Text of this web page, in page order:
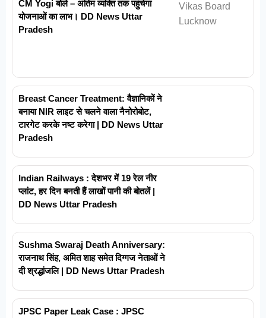
CM Yogi बोले – अंतिम व्यक्ति तक पहुंचेगा
योजनाओं का लाभ। DD News Uttar
Pradesh
Breast Cancer Treatment: वैज्ञानिकों ने
बनाया NIR लाइट से चलने वाला नैनोरोबोट,
टारगेट करके नष्ट करेगा | DD News Uttar
Pradesh
Indian Railways : देशभर में 19 रेल नीर
प्लांट, हर दिन बनती हैं लाखों पानी की बोतलें |
DD News Uttar Pradesh
Sushma Swaraj Death Anniversary:
राजनाथ सिंह, अमित शाह समेत दिग्गज नेताओं ने
दी श्रद्धांजलि | DD News Uttar Pradesh
JPSC Paper Leak Case : JPSC